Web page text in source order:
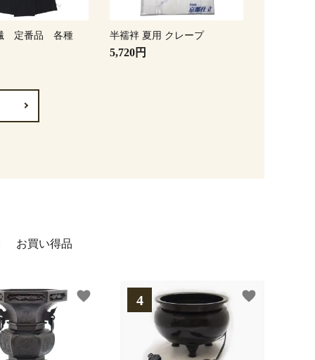
定番品 各種 半襦袢 夏用 クレープ
5,720円
お買い得品
favorite favorite